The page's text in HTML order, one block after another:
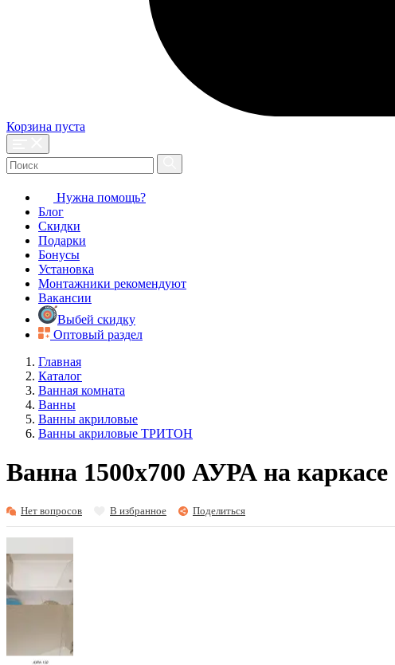
Корзина пуста
Нужна помощь?
Блог
Скидки
Подарки
Бонусы
Установка
Монтажники рекомендуют
Вакансии
Выбей скидку
Оптовый раздел
Главная
Каталог
Ванная комната
Ванны
Ванны акриловые
Ванны акриловые ТРИТОН
Ванна 1500х700 АУРА на каркасе
Нет вопросов В избранное Поделиться